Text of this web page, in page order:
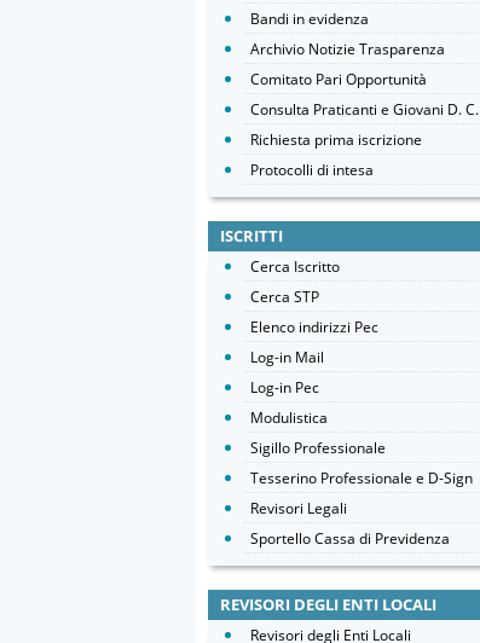
Bandi in evidenza
Archivio Notizie Trasparenza
Comitato Pari Opportunità
Consulta Praticanti e Giovani D. C.
Richiesta prima iscrizione
Protocolli di intesa
ISCRITTI
Cerca Iscritto
Cerca STP
Elenco indirizzi Pec
Log-in Mail
Log-in Pec
Modulistica
Sigillo Professionale
Tesserino Professionale e D-Sign
Revisori Legali
Sportello Cassa di Previdenza
REVISORI DEGLI ENTI LOCALI
Revisori degli Enti Locali